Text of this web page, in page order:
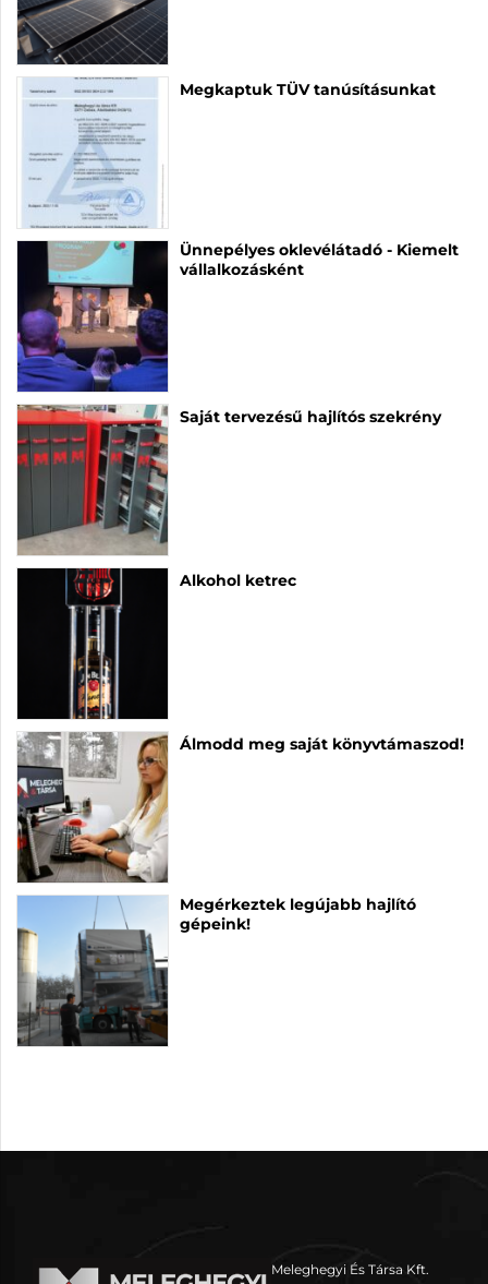
Megkaptuk TÜV tanúsításunkat
Ünnepélyes oklevélátadó - Kiemelt
vállalkozásként
Saját tervezésű hajlítós szekrény
Alkohol ketrec
Álmodd meg saját könyvtámaszod!
Megérkeztek legújabb hajlító
gépeink!
Meleghegyi És Társa Kft.